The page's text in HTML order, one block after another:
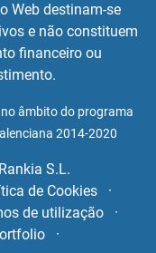
Web destinam-se
e não constituem
financeiro ou
âmbito do programa
2014-2020
S.L.
de Cookies
de utilização